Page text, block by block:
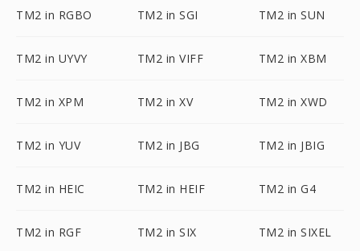
TM2 in RGBO TM2 in SGI TM2 in SUN
TM2 in UYVY TM2 in VIFF TM2 in XBM
TM2 in XPM TM2 in XV TM2 in XWD
TM2 in YUV TM2 in JBG TM2 in JBIG
TM2 in HEIC TM2 in HEIF TM2 in G4
TM2 in RGF TM2 in SIX TM2 in SIXEL